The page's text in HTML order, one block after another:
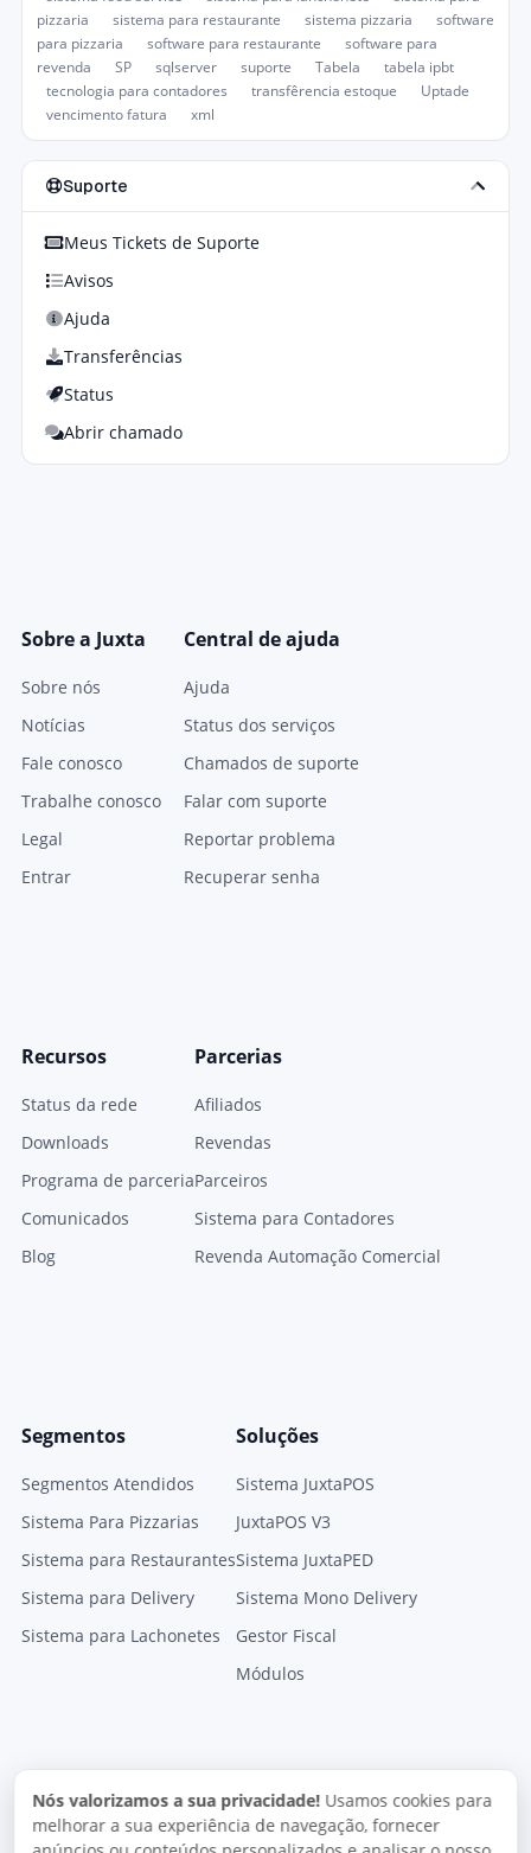
pizzaria
sistema para restaurante sistema pizzaria
software
para pizzaria
software para restaurante
software para
revenda
SP sqlserver suporte Tabela
tabela ipbt
tecnologia para contadores
transfêrencia estoque
Uptade
vencimento fatura
xml
Suporte
Meus Tickets de Suporte
Avisos
Ajuda
Transferências
Status
Abrir chamado
Sobre a Juxta
Sobre nós
Notícias
Fale conosco
Trabalhe conosco
Legal
Entrar
Central de ajuda
Ajuda
Status dos serviços
Chamados de suporte
Falar com suporte
Reportar problema
Recuperar senha
Recursos
Status da rede
Downloads
Programa de parceria
Comunicados
Blog
Parcerias
Afiliados
Revendas
Parceiros
Sistema para Contadores
Revenda Automação Comercial
Segmentos
Segmentos Atendidos
Sistema Para Pizzarias
Sistema para Restaurantes
Sistema para Delivery
Sistema para Lachonetes
Soluções
Sistema JuxtaPOS
JuxtaPOS V3
Sistema JuxtaPED
Sistema Mono Delivery
Gestor Fiscal
Módulos
Nós valorizamos a sua privacidade! Usamos cookies para
melhorar a sua experiência de navegação, fornecer